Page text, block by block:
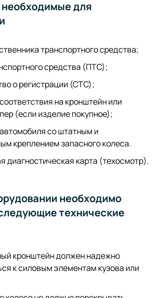
для
транспортного средства;
средства (ПТС);
о регистрации (СТС);
на кронштейн или
(если изделие покупное);
со штатным и
креплением запасного колеса.
диагностическая карта (техосмотр).
необходимо
технические
кронштейн должен надежно
к силовым элементам кузова или